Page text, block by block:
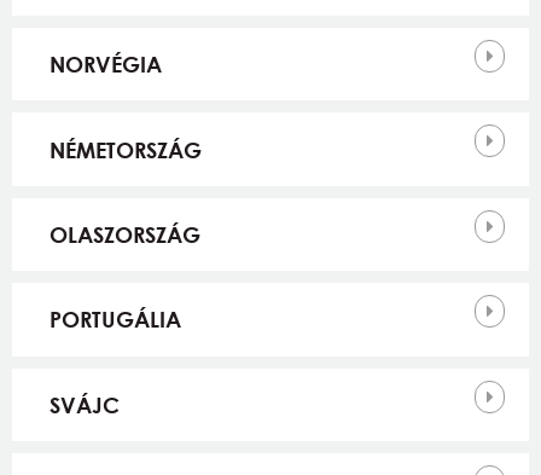
NORVÉGIA
NÉMETORSZÁG
OLASZORSZÁG
PORTUGÁLIA
SVÁJC